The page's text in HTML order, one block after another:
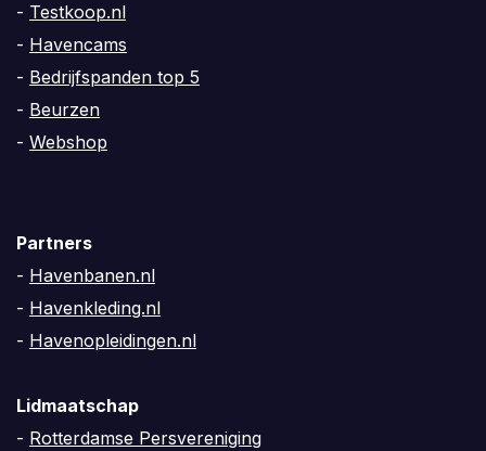
- Testkoop.nl
- Havencams
- Bedrijfspanden top 5
- Beurzen
- Webshop
Partners
- Havenbanen.nl
- Havenkleding.nl
- Havenopleidingen.nl
Lidmaatschap
- Rotterdamse Persvereniging